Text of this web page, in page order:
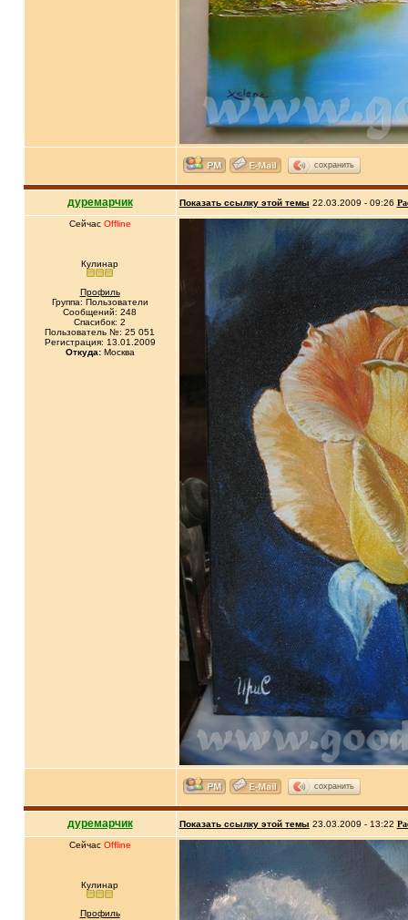
сохранить
дуремарчик Показать ссылку этой темы 22.03.2009 - 09:26
Сейчас Offline
Кулинар
Профиль
Группа: Пользователи
Сообщений: 248
Спасибок: 2
Пользователь №: 25 051
Регистрация: 13.01.2009
Откуда:Москва
сохранить
дуремарчик Показать ссылку этой темы 23.03.2009 - 13:22
Сейчас Offline
Кулинар
Профиль